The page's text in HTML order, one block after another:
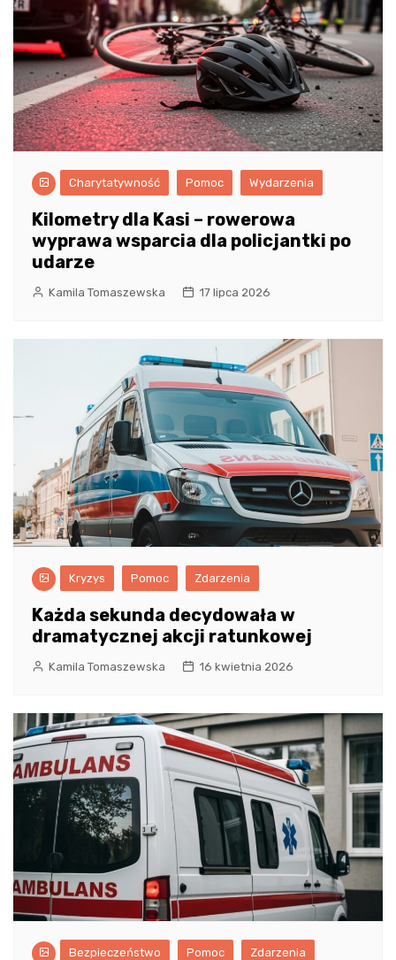
Charytatywność Pomoc Wydarzenia
Kilometry dla Kasi – rowerowa
wyprawa wsparcia dla policjantki po
udarze
Kamila Tomaszewska 17 lipca 2026
Kryzys Pomoc Zdarzenia
Każda sekunda decydowała w
dramatycznej akcji ratunkowej
Kamila Tomaszewska 16 kwietnia 2026
Bezpieczeństwo Pomoc Zdarzenia